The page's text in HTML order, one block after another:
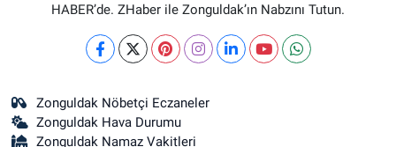
HABER’de. ZHaber ile Zonguldak’ın Nabzını Tutun.
Zonguldak Nöbetçi Eczaneler
Zonguldak Hava Durumu
Zonguldak Namaz Vakitleri